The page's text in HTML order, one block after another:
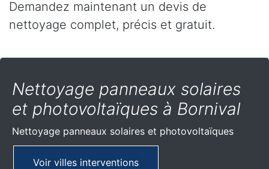
Demandez maintenant un devis de
nettoyage complet, précis et gratuit.
Nettoyage panneaux solaires
et photovoltaïques à Bornival
Nettoyage panneaux solaires et photovoltaïques
Voir villes interventions